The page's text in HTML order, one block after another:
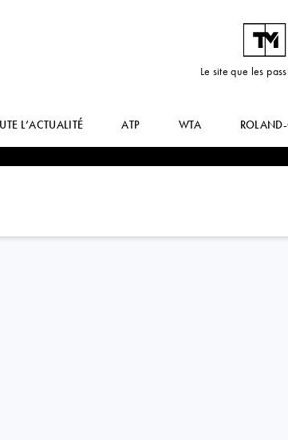
Le site que les
L’ACTUALITÉ ATP WTA